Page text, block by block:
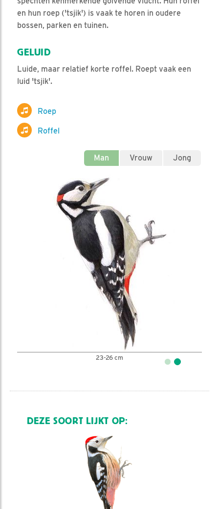
en hun roep ('tsjik') is vaak te horen in oudere
bossen, parken en tuinen.
GELUID
Luide, maar relatief korte roffel. Roept vaak een
luid 'tsjik'.
Roep
Roffel
Man Vrouw Jong
23-26 cm
DEZE SOORT LIJKT OP: